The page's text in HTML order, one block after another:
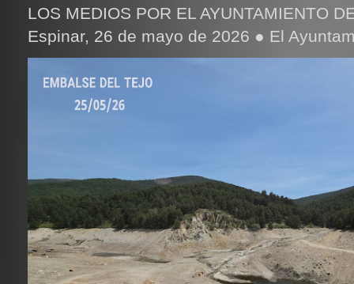
LOS MEDIOS POR EL AYUNTAMIENTO
Espinar, 26 de mayo de 2026 ● El